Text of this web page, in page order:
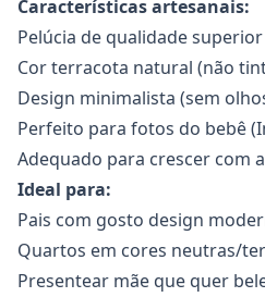
Características artesanais:
Pelúcia de qualidade
Cor terracota natural (não
Design minimalista (sem
Perfeito para fotos do bebê
Adequado para crescer com
Ideal para:
Pais com gosto design
Quartos em cores neutras/
Presentear mãe que quer